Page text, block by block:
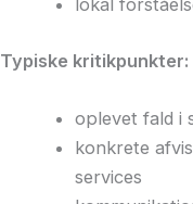
lokal
Typiske kritikpunkter:
oplevet fald i
konkrete
services